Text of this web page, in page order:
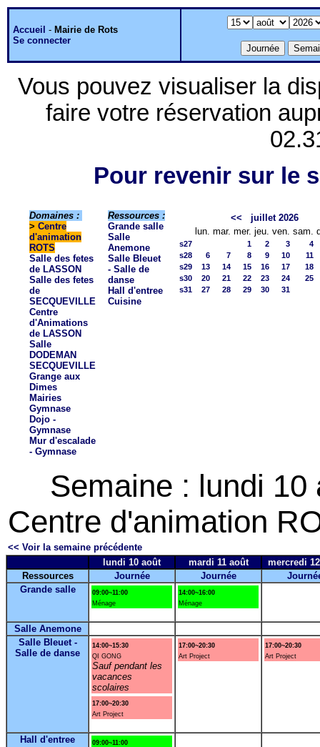
Accueil - Mairie de Rots
Se connecter
Vous pouvez visualiser la
faire votre réservation
Pour revenir sur le
Domaines :
> Centre
d'animation
ROTS
Salle des fetes
de LASSON
Salle des fetes
de
SECQUEVILLE
Centre
d'Animations
de LASSON
Salle
DODEMAN
SECQUEVILLE
Grange aux
Dimes
Mairies
Gymnase
Dojo -
Gymnase
Mur d'escalade
- Gymnase
Ressources :
Grande salle
Salle
Anemone
Salle Bleuet
- Salle de
danse
Hall d'entree
Cuisine
<<
juillet 2026
lun. mar. mer. jeu. ven. sam.
s27 1 2 3
4
s28
6 7 8 9 10
11
s29
13 14 15 16 17
18
s30
20 21 22 23 24
25
s31
27 28 29 30 31
Semaine : lundi
Centre d'animation
<< Voir la semaine précédente
lundi 10 août
mardi 11 août
mercredi
Ressources
Journée Journée
Grande salle
09:00~11:00
Ménage
14:00~16:00
Ménage
Salle Anemone
Salle Bleuet -
Salle de danse
14:00~15:30
QI GONG
Sauf pendant les
vacances
scolaires
17:00~20:30
Art Project
17:00~20:30
Art Project
17:00~20:30
Art Project
Hall d'entree
09:00~11:00